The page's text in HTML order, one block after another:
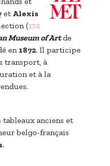
et Alexis
(174
Museum of Artde
en 1872. Il participe
transport, à
et à la
anciens et
belgo-français
.